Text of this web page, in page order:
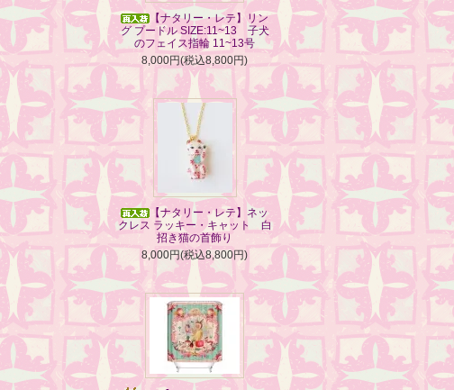
【ナタリー・レテ】リン
グ プードル SIZE:11~13 子犬
のフェイス指輪 11~13号
8,000円(税込8,800円)
【ナタリー・レテ】ネッ
クレス ラッキー・キャット 白
招き猫の首飾り
8,000円(税込8,800円)